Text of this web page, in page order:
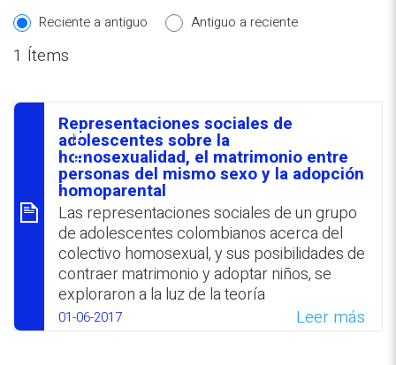
REPOSITORIO EN LÍNEA DE
CONTENIDOS ACADÉMICOS SOBRE
EDUCACIÓN Y FORMACIÓN DEL
PROFESORADO
Reciente a antiguo
Antiguo a reciente
1 Ítems
סיכום
Representaciones sociales de
adolescentes sobre la
homosexualidad, el ‎matrimonio entre
‎personas del mismo sexo y la adopción
homoparental
Las representaciones sociales de un grupo
de adolescentes colombianos ‎acerca del
colectivo homosexual, y sus posibilidades de
contraer matrimonio y ‎adoptar niños, se
exploraron a la luz de la teoría
fundamentada. Las ‎representaciones
sociales predominantes de los participantes
01-06-2017 Leer más